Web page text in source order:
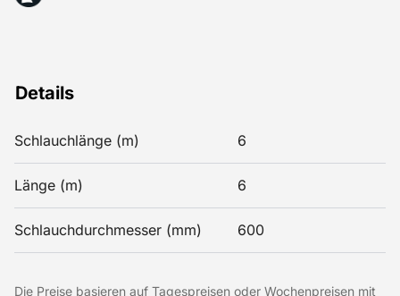
Details
Schlauchlänge (m) 6
Länge (m) 6
Schlauchdurchmesser (mm) 600
Die Preise basieren auf Tagespreisen oder Wochenpreisen mit